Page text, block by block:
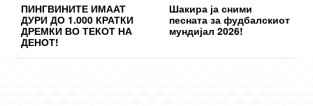
ПИНГВИНИТЕ ИМААТ
ДУРИ ДО 1.000 КРАТКИ
ДРЕМКИ ВО ТЕКОТ НА
ДЕНОТ!
Шакира ја сними
песната за фудбалскиот
мундијал 2026!